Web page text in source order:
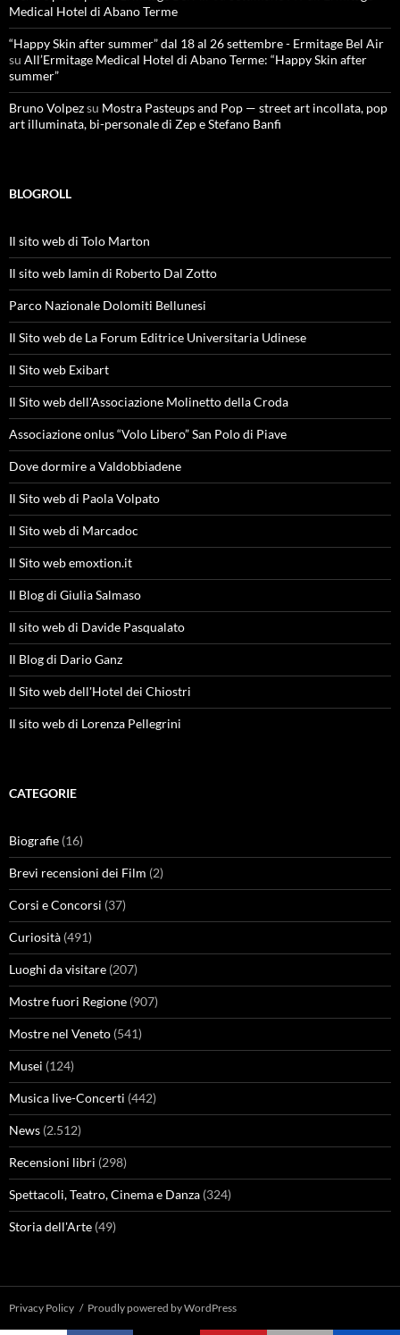
Medical Hotel di Abano Terme
“Happy Skin after summer” dal 18 al 26 settembre - Ermitage Bel Air
su All’Ermitage Medical Hotel di Abano Terme: “Happy Skin after
summer”
Bruno Volpezsu Mostra Pasteups and Pop — street art incollata, pop
art illuminata, bi-personale di Zep e Stefano Banfi
BLOGROLL
Il sito web di Tolo Marton
Il sito web Iamin di Roberto Dal Zotto
Parco Nazionale Dolomiti Bellunesi
Il Sito web de La Forum Editrice Universitaria Udinese
Il Sito web Exibart
Il Sito web dell'Associazione Molinetto della Croda
Associazione onlus “Volo Libero” San Polo di Piave
Dove dormire a Valdobbiadene
Il Sito web di Paola Volpato
Il Sito web di Marcadoc
Il Sito web emoxtion.it
Il Blog di Giulia Salmaso
Il sito web di Davide Pasqualato
Il Blog di Dario Ganz
Il Sito web dell'Hotel dei Chiostri
Il sito web di Lorenza Pellegrini
CATEGORIE
Biografie (16)
Brevi recensioni dei Film (2)
Corsi e Concorsi (37)
Curiosità (491)
Luoghi da visitare (207)
Mostre fuori Regione (907)
Mostre nel Veneto (541)
Musei (124)
Musica live-Concerti (442)
News (2.512)
Recensioni libri (298)
Spettacoli, Teatro, Cinema e Danza (324)
Storia dell'Arte (49)
Privacy Policy Proudly powered by WordPress